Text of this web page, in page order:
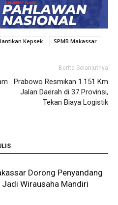
Kepsek SPMB Makassar
Berita Selanjutnya
Prabowo Resmikan 1.151 Km
Jalan Daerah di 37 Provinsi,
Tekan Biaya Logistik
Dorong Penyandang
Wirausaha Mandiri